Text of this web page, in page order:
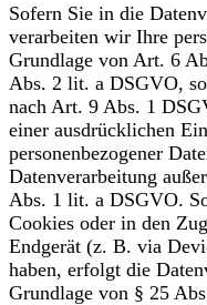
Sofern Sie in die
verarbeiten wir Ihre
Grundlage von Art. 6
Abs. 2 lit. a DSGVO,
nach Art. 9 Abs. 1
einer ausdrücklichen
personenbezogener
Datenverarbeitung
Abs. 1 lit. a DSGVO.
Cookies oder in den
Endgerät (z. B. via
haben, erfolgt die
Grundlage von § 25